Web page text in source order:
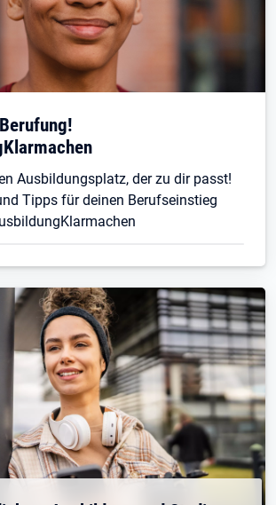
Ausbildungsplatz, der zu dir passt!
Tipps für deinen Berufseinstieg